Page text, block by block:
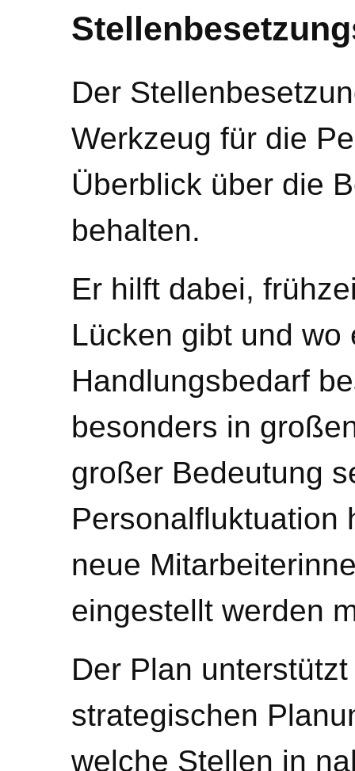
Der
Werkzeug für die
Überblick über die
behalten.
Er hilft dabei,
Lücken gibt und wo
Handlungsbedarf
besonders in
großer Bedeutung
Personalfluktuation
neue
eingestellt werden
Der Plan
strategischen
welche Stellen in